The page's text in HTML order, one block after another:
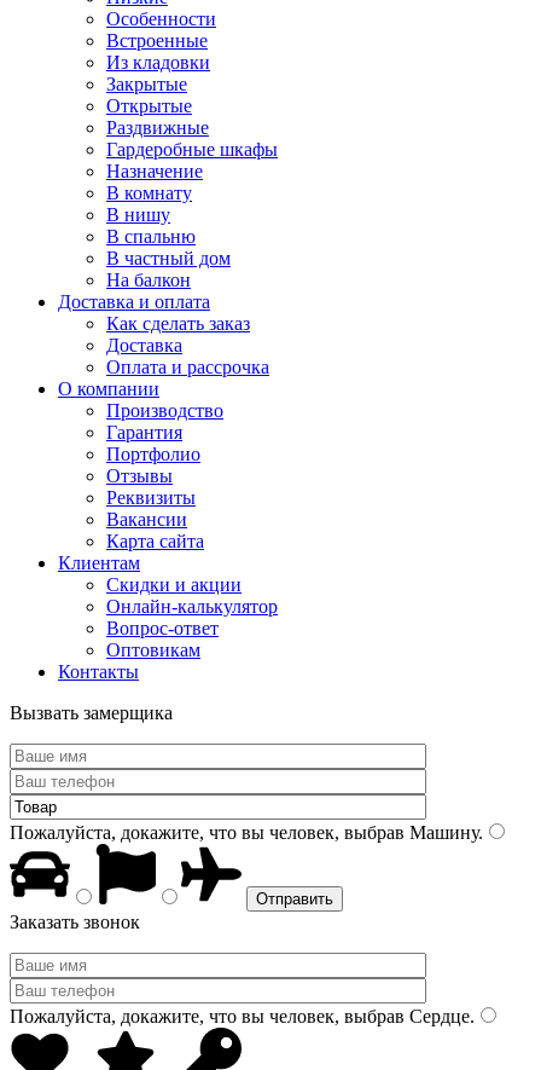
Особенности
Встроенные
Из кладовки
Закрытые
Открытые
Раздвижные
Гардеробные шкафы
Назначение
В комнату
В нишу
В спальню
В частный дом
На балкон
Доставка и оплата
Как сделать заказ
Доставка
Оплата и рассрочка
О компании
Производство
Гарантия
Портфолио
Отзывы
Реквизиты
Вакансии
Карта сайта
Клиентам
Скидки и акции
Онлайн-калькулятор
Вопрос-ответ
Оптовикам
Контакты
Вызвать замерщика
Пожалуйста, докажите, что вы человек, выбрав Машину.
Заказать звонок
Пожалуйста, докажите, что вы человек, выбрав Сердце.